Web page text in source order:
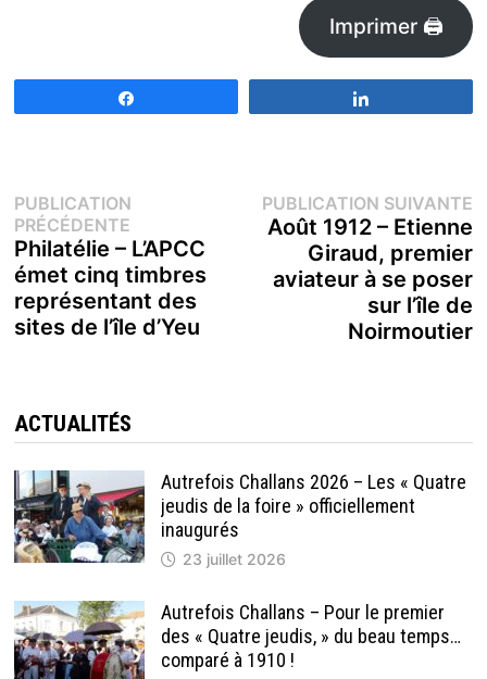
Imprimer 🖨
Navigation
de
l’article
PUBLICATION
PRÉCÉDENTEPublication
précédente :
Philatélie – L’APCC
émet cinq timbres
représentant des
sites de l’île d’Yeu
PUBLICATION SUIVANTE
Août 1912 – Etienne
Giraud, premier
aviateur à se poser
sur l’île de
Noirmoutier
ACTUALITÉS
Autrefois Challans 2026 – Les « Quatre
jeudis de la foire » officiellement
inaugurés
23 juillet 2026
Autrefois Challans – Pour le premier
des « Quatre jeudis, » du beau temps…
comparé à 1910 !